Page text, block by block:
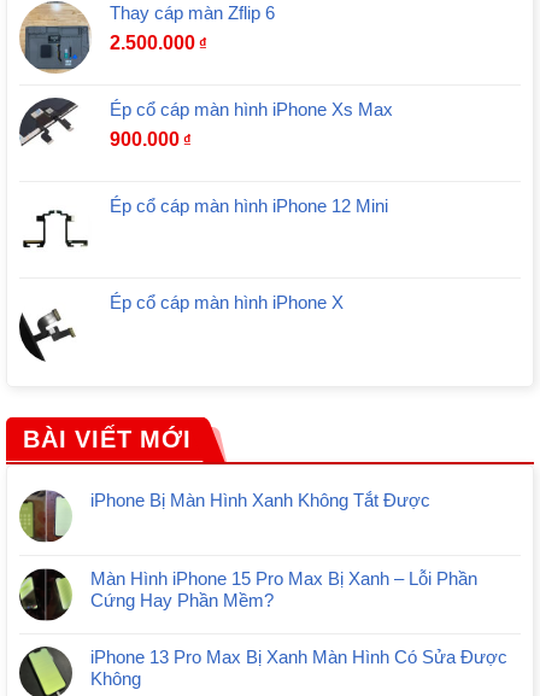
Thay cáp màn Zflip 6
2.500.000 ₫
Ép cổ cáp màn hình iPhone Xs Max
900.000 ₫
Ép cổ cáp màn hình iPhone 12 Mini
Ép cổ cáp màn hình iPhone X
BÀI VIẾT MỚI
iPhone Bị Màn Hình Xanh Không Tắt Được
Màn Hình iPhone 15 Pro Max Bị Xanh – Lỗi Phần
Cứng Hay Phần Mềm?
iPhone 13 Pro Max Bị Xanh Màn Hình Có Sửa Được
Không